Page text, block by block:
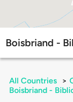
Boisbriand -
All Countries >
Boisbriand -